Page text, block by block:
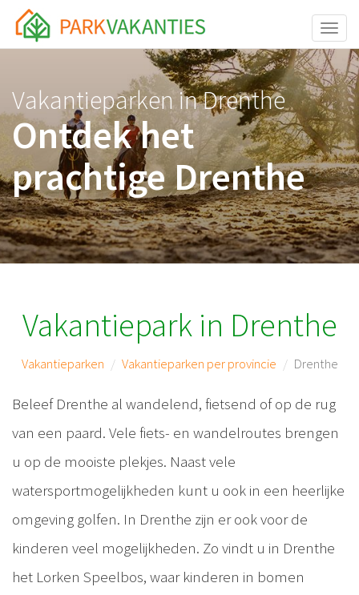
<body id="page-top">
Vakantieparken in Drenthe
Ontdek het
prachtige Drenthe
Vakantiepark in Drenthe
Vakantieparken Vakantieparken per provincie Drenthe
Beleef Drenthe al wandelend, fietsend of op de rug
van een paard. Vele fiets- en wandelroutes brengen
u op de mooiste plekjes. Naast vele
watersportmogelijkheden kunt u ook in een heerlijke
omgeving golfen. In Drenthe zijn er ook voor de
kinderen veel mogelijkheden. Zo vindt u in Drenthe
het Lorken Speelbos, waar kinderen in bomen